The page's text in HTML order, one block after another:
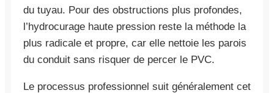
du tuyau. Pour des obstructions plus profondes,
l’hydrocurage haute pression reste la méthode la
plus radicale et propre, car elle nettoie les parois
du conduit sans risquer de percer le PVC.
Le processus professionnel suit généralement cet